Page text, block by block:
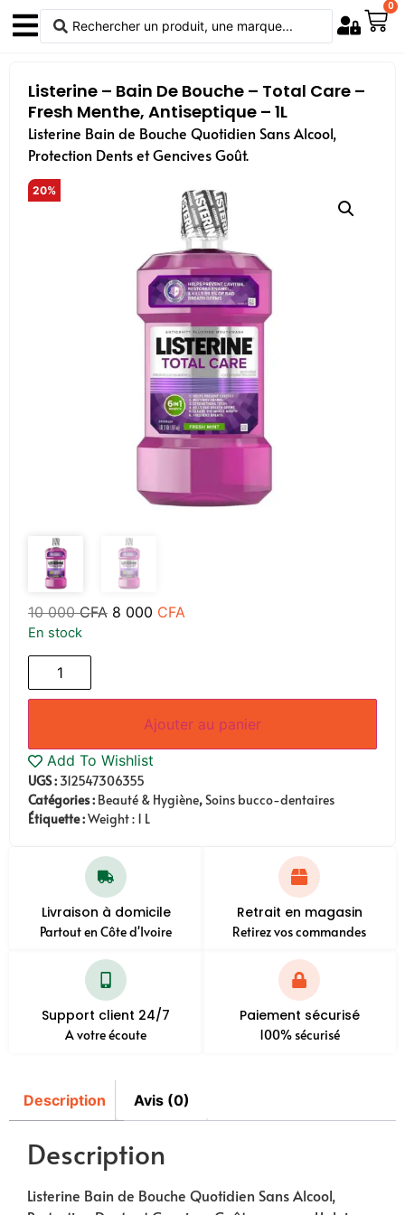
0
Listerine – Bain De Bouche – Total Care –
Fresh Menthe, Antiseptique – 1L
Listerine Bain de Bouche Quotidien Sans Alcool,
Protection Dents et Gencives Goût.
20%
10 000CFA 8 000 CFA
En stock
Ajouter au panier
Add To Wishlist
UGS : 312547306355
Catégories : Beauté & Hygiène,Soins bucco-dentaires
Étiquette :Weight : 1 L
Livraison à domicile
Partout en Côte d'Ivoire
Retrait en magasin
Retirez vos commandes
Support client 24/7
A votre écoute
Paiement sécurisé
100% sécurisé
Description Avis (0)
Description
Listerine Bain de Bouche Quotidien Sans Alcool,